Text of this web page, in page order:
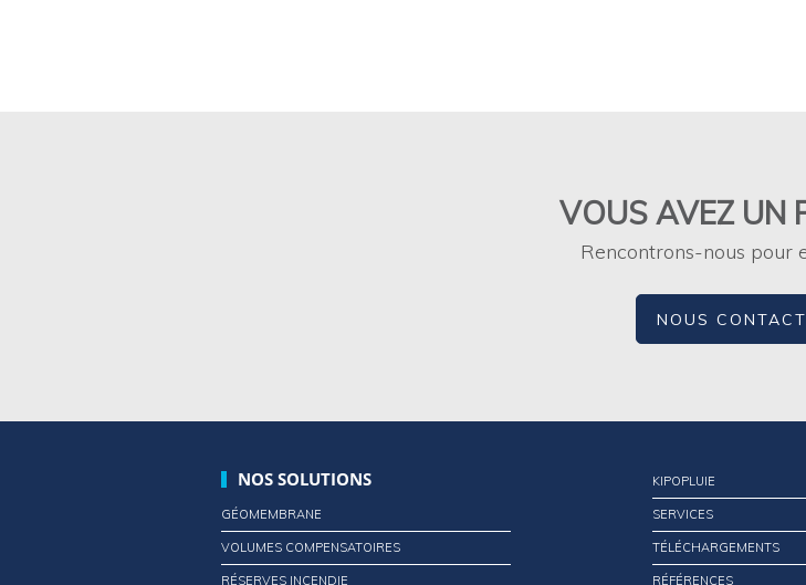
VOUS AVEZ UN
Rencontrons-nous pour
NOUS
NOS SOLUTIONS
GÉOMEMBRANE
VOLUMES COMPENSATOIRES
RÉSERVES INCENDIE
KIPOPLUIE
SERVICES
TÉLÉCHARGEMENTS
RÉFÉRENCES